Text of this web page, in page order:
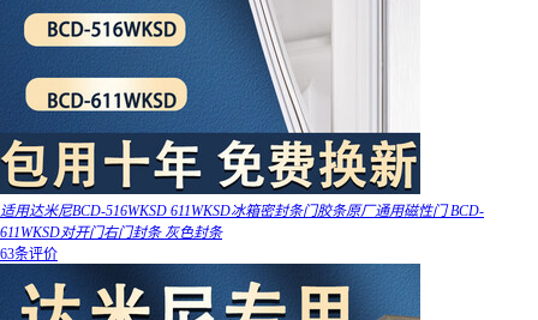
适用达米尼BCD-516WKSD 611WKSD冰箱密封条门胶条原厂通用磁性门 BCD-
611WKSD对开门右门封条 灰色封条
63条评价